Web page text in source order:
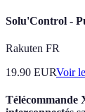
Solu'Control -
Rakuten FR
19.90 EURVoir
Télécommande